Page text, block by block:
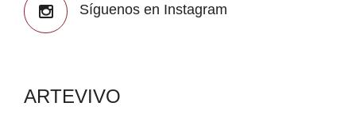
Síguenos en Instagram
ARTEVIVO